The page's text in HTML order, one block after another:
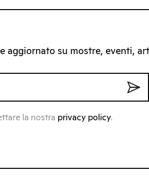
aggiornato su mostre, eventi,
la nostra privacy policy.